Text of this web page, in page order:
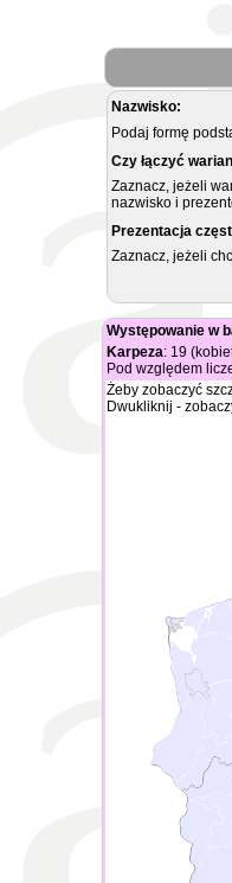
Nazwisko:
Podaj formę
Czy łączyć
Zaznacz, jeżeli
nazwisko i
Prezentacja
Zaznacz, jeżeli
Występowanie w
Karpeza: 19
Pod względem
Żeby zobaczyć
Dwukliknij -